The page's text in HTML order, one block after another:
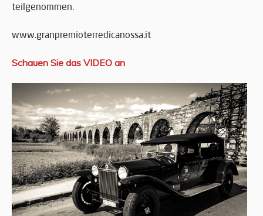
teilgenommen.
www.granpremioterredicanossa.it
Schauen Sie das VIDEO an